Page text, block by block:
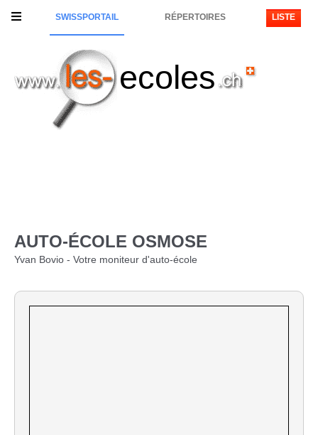
SWISSPORTAIL RÉPERTOIRES LISTE
ecoles
AUTO-ÉCOLE OSMOSE
Yvan Bovio - Votre moniteur d'auto-école